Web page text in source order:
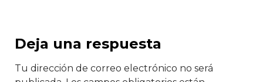
Deja una respuesta
Tu dirección de correo electrónico no será